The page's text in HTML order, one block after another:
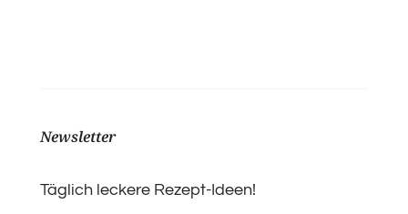
Newsletter
Täglich leckere Rezept-Ideen!